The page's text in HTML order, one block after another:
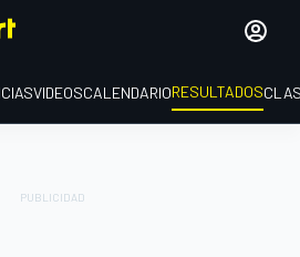
VIDEOSCALENDARIORESULTADOS